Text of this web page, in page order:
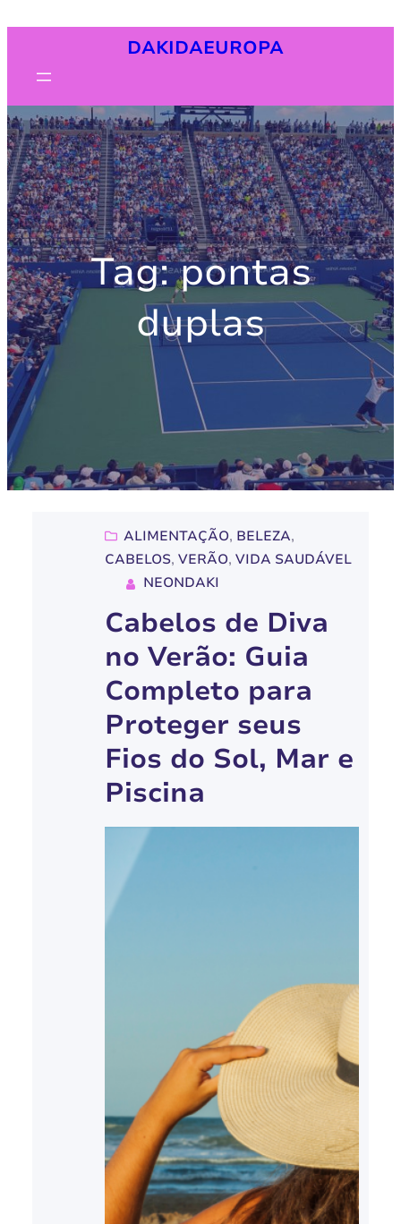
conteúdo
DAKIDAEUROPA
Tag:pontas
duplas
ALIMENTAÇÃO, BELEZA
CABELOS, VERÃO, VIDA SAUDÁVEL
NEONDAKI
Cabelos de Diva
no Verão: Guia
Completo para
Proteger seus
Fios do Sol, Mar e
Piscina